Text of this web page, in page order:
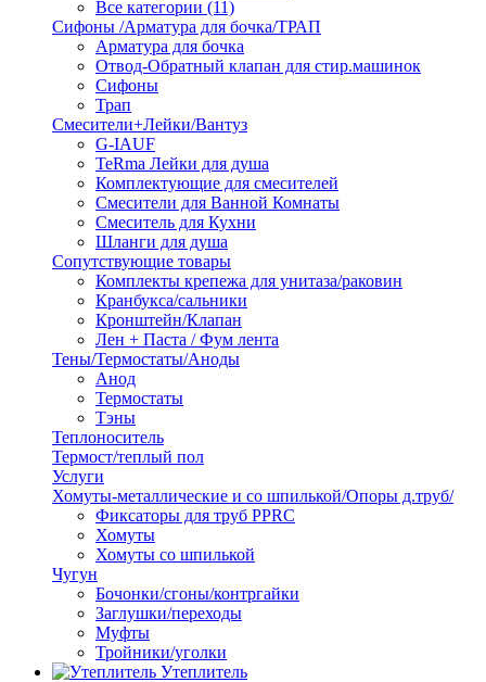
Все категории (11)
Сифоны /Арматура для бочка/ТРАП
Арматура для бочка
Отвод-Обратный клапан для стир.машинок
Сифоны
Трап
Смесители+Лейки/Вантуз
G-IAUF
TeRma Лейки для душа
Комплектующие для смесителей
Смесители для Ванной Комнаты
Смеситель для Кухни
Шланги для душа
Сопутствующие товары
Комплекты крепежа для унитаза/раковин
Кранбукса/сальники
Кронштейн/Клапан
Лен + Паста / Фум лента
Тены/Термостаты/Аноды
Анод
Термостаты
Тэны
Теплоноситель
Термост/теплый пол
Услуги
Хомуты-металлические и со шпилькой/Опоры д.труб/
Фиксаторы для труб PPRC
Хомуты
Хомуты со шпилькой
Чугун
Бочонки/сгоны/контргайки
Заглушки/переходы
Муфты
Тройники/уголки
Утеплитель